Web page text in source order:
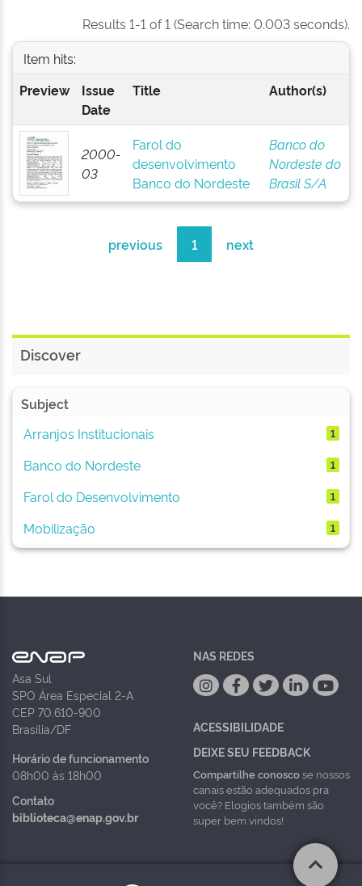
Results 1-1 of 1 (Search time: 0.003 seconds).
Item hits:
Preview
Issue
Date
Title Author(s)
2000-
03
Farol do
desenvolvimento
Banco do Nordeste
Banco do
Nordeste do
Brasil S/A
previous 1 next
Discover
Subject
Arranjos Institucionais
1
Banco do Nordeste 1
Farol do Desenvolvimento 1
Mobilização 1
Asa Sul
SPO Área Especial 2-A
CEP 70.610-900
Brasília/DF
Horário de funcionamento
08h00 às 18h00
Contato
biblioteca@enap.gov.br
NAS REDES
ACESSIBILIDADE
DEIXE SEU FEEDBACK
Compartilhe conoscose nossos
canais estão adequados pra
você? Elogios também são
super bem vindos!